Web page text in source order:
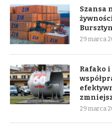
Szansa
29 marca
Rafako i
29 marca